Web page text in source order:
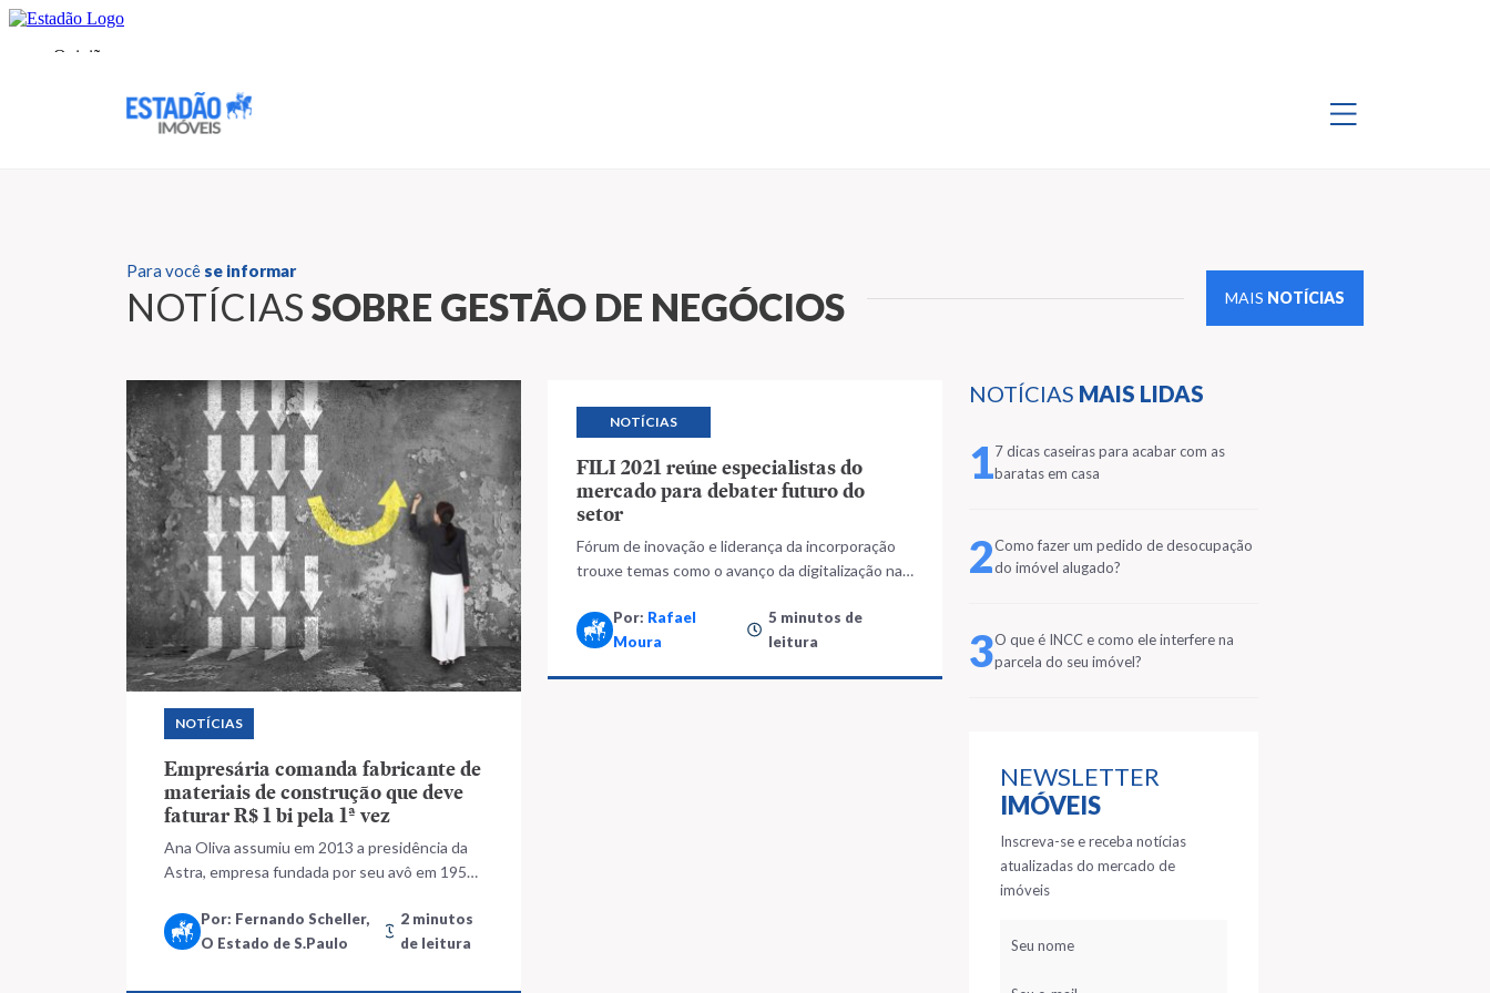
Para você se informar
NOTÍCIASSOBRE GESTÃO DE NEGÓCIOS MAIS NOTÍCIAS
NOTÍCIAS MAIS LIDAS
17 dicas caseiras para acabar com as
baratas em casa
2Como fazer um pedido de desocupação
do imóvel alugado?
3O que é INCC e como ele interfere na
parcela do seu imóvel?
NEWSLETTER
IMÓVEIS
Inscreva-se e receba notícias
atualizadas do mercado de
imóveis
NOTÍCIAS
Empresária comanda fabricante de
materiais de construção que deve
faturar R$ 1 bi pela 1ª vez
Ana Oliva assumiu em 2013 a presidência da
Astra, empresa fundada por seu avô em 1957
para inaugurar a primeira loja própria
Por: Fernando Scheller,
O Estado de S.Paulo
2 minutos
de leitura
NOTÍCIAS
FILI 2021 reúne especialistas do
mercado para debater futuro do
setor
Fórum de inovação e liderança da incorporação
trouxe temas como o avanço da digitalização na
cultura, liderança e gestão de processos
Por: Rafael
Moura
5 minutos de
leitura